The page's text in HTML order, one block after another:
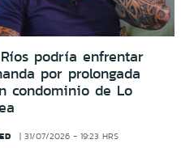
podría enfrentar
por prolongada
condominio de Lo
31/07/2026 - 19:23 HRS